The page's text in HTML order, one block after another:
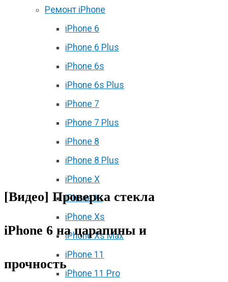
Ремонт iPhone
iPhone 6
iPhone 6 Plus
iPhone 6s
iPhone 6s Plus
iPhone 7
iPhone 7 Plus
iPhone 8
iPhone 8 Plus
iPhone X
iPhone Xr
iPhone Xs
iPhone Xs Max
iPhone 11
iPhone 11 Pro
[Видео] Проверка стекла
iPhone 6 на царапины и
прочность